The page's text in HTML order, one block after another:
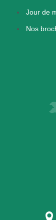
Jour de
Nos